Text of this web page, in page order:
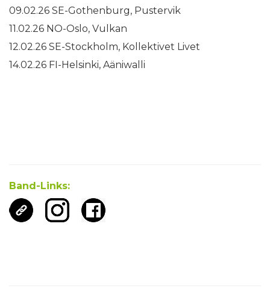
09.02.26 SE-Gothenburg, Pustervik
11.02.26 NO-Oslo, Vulkan
12.02.26 SE-Stockholm, Kollektivet Livet
14.02.26 FI-Helsinki, Aäniwalli
Band-Links: